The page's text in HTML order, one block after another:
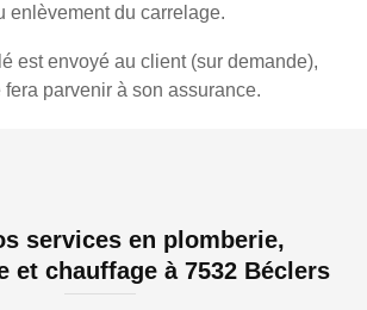
enlèvement du carrelage.
est envoyé au client (sur demande),
parvenir à son assurance.
services en plomberie,
et chauffage à 7532 Béclers